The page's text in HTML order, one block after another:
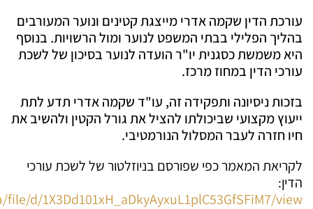
עורכת הדין שקמה אדרי מייצגת קטינים ונוער המעורבים
בהליך הפלילי בבתי המשפט לנוער ומול הרשויות. בנוסף
היא משמשת כסגנית יו"ר הועדה לנוער בסיכון של לשכת
עורכי הדין במחוז מרכז.
בזכות ניסיונה ותפקידה זה, עו"ד שקמה אדרי תדע לתת
ייעוץ מקצועי שביכולתו להציל את גורל הקטין ולהשיב את
חיו חזרה לעבר המסלול הנורמטיבי.
לקריאת המאמר כפי שפורסם בניוזלטור של לשכת עורכי
הדין:
d/1X3Dd101xH_aDkyAyxuL1plC53GfSFiM7/view